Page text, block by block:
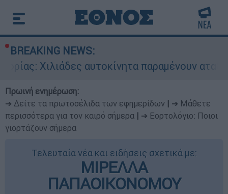
BREAKING NEWS:
αυτοκίνητα παραμένουν αταξινόμητα -
Πρωινή ενημέρωση:
➔ Δείτε τα πρωτοσέλιδα των εφημερίδων
➔ Μάθετε
περισσότερα για τον καιρό σήμερα
➔ Εορτολόγιο: Ποιοι
γιορτάζουν σήμερα
Τελευταία νέα και ειδήσεις σχετικά με:
ΜΙΡΕΛΛΑ
ΠΑΠΑΟΙΚΟΝΟΜΟΥ